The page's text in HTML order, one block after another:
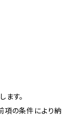
す。
項の条件により納